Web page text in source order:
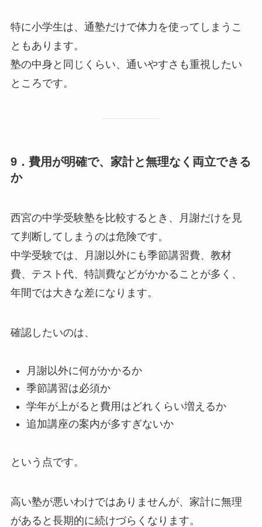
特に小学生は、通塾だけで体力を使ってしまうこ
ともあります。
塾の中身と同じくらい、通いやすさも重視したい
ところです。
9．費用が明確で、家計と無理なく両立できる
か
西宮の中学受験塾を比較するとき、月謝だけを見
て判断してしまうのは危険です。
中学受験では、月謝以外にも季節講習費、教材
費、テスト代、特訓費などがかかることが多く、
年間では大きな差になります。
確認したいのは、
月謝以外に何がかかるか
季節講習は必須か
学年が上がると費用はどれくらい増えるか
追加講座の案内が多すぎないか
という点です。
高い塾が悪いわけではありませんが、家計に無理
があると長期的に続けづらくなります。